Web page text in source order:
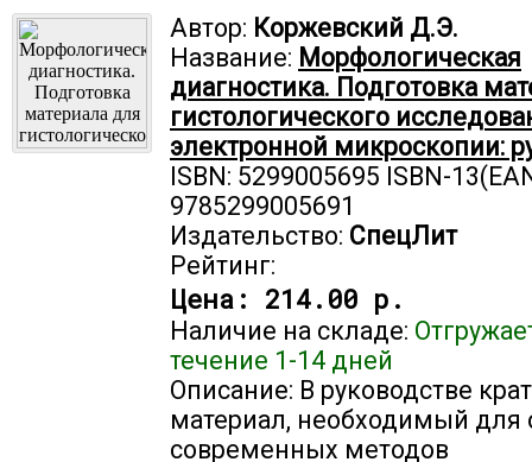
Автор: Коржевский Д.Э.
Название: Морфологическая
диагностика. Подготовка
гистологического
электронной микроскопии:
ISBN: 5299005695 ISBN-
9785299005691
Издательство: СпецЛит
Рейтинг:
Цена: 214.00 р.
Наличие на складе:
течение 1-14 дней
Описание: В руководстве
материал, необходимый для
современных методов